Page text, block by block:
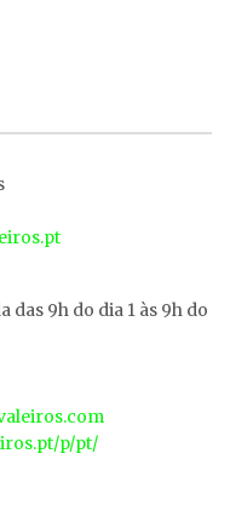
das 9h do dia 1 às 9h do
p/pt/